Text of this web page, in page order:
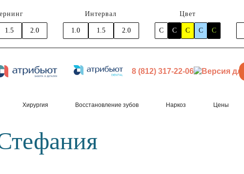
1.5 2.0
Интервал
1.0 1.5 2.0
Цвет
C C C C C
8 (812) 317-22-06
Хирургия Восстановление зубов Наркоз Цены